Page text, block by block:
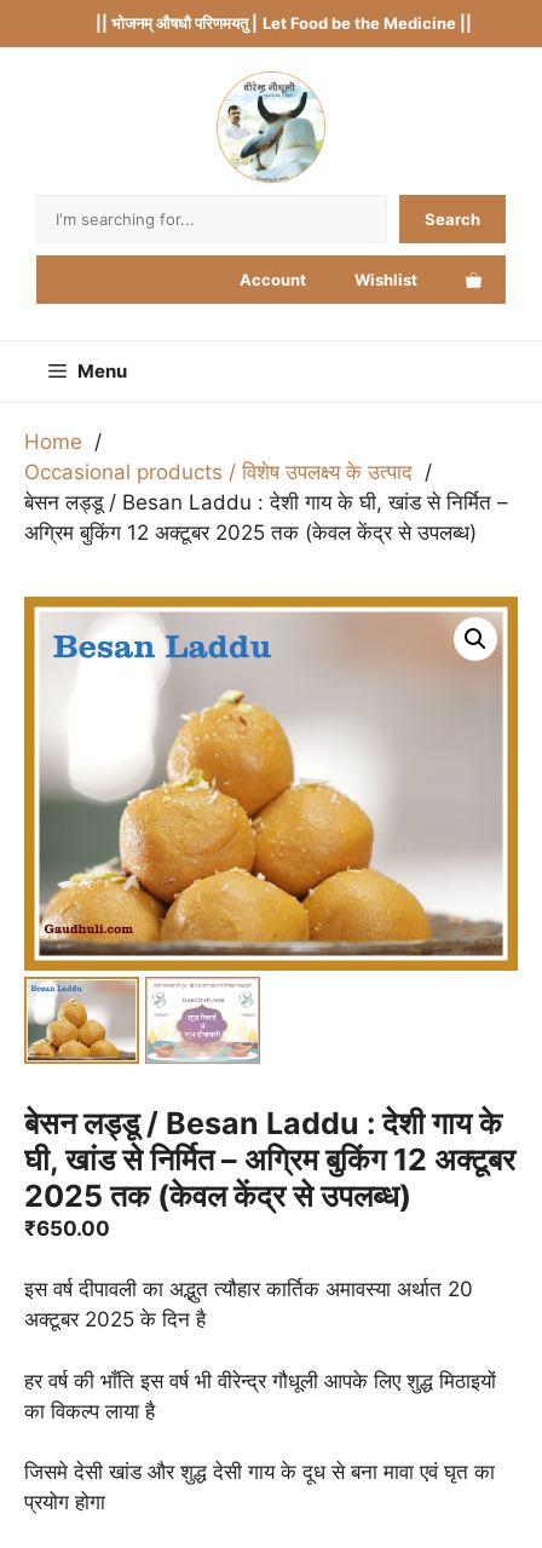
to
|| भोजनम् औषधौ परिणमयतु | Let Food be the Medicine ||
Search
Account Wishlist
Menu
Home
Occasional products / विशेष उपलक्ष्य के उत्पाद
बेसन लड्डू / Besan Laddu : देशी गाय के घी, खांड से निर्मित –
अग्रिम बुकिंग 12 अक्टूबर 2025 तक (केवल केंद्र से उपलब्ध)
बेसन लड्डू / Besan Laddu : देशी गाय के
घी, खांड से निर्मित – अग्रिम बुकिंग 12 अक्टूबर
2025 तक (केवल केंद्र से उपलब्ध)
₹650.00
इस वर्ष दीपावली का अद्भुत त्यौहार कार्तिक अमावस्या अर्थात 20
अक्टूबर 2025 के दिन है
हर वर्ष की भाँति इस वर्ष भी वीरेन्द्र गौधूली आपके लिए शुद्ध मिठाइयों
का विकल्प लाया है
जिसमे देसी खांड और शुद्ध देसी गाय के दूध से बना मावा एवं घृत का
प्रयोग होगा